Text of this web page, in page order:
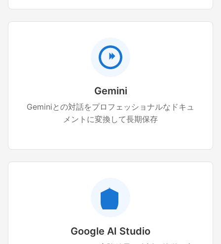
Gemini
Geminiとの対話をプロフェッショナルなドキュ
メントに変換して長期保存
Google AI Studio